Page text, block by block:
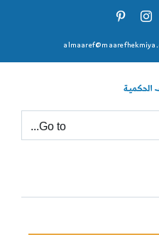
Instagram
Go to...